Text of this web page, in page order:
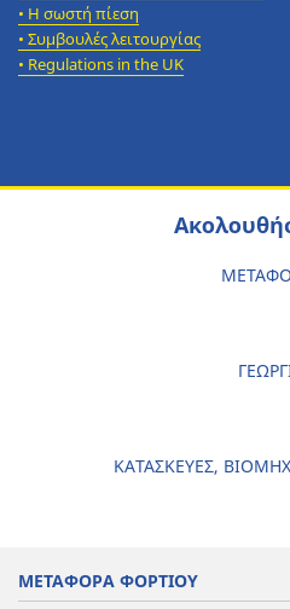
• Η σωστή πίεση
• Συμβουλές λειτουργίας
• Regulations in the UK
ΚΑΤΑΣΚΕΥΕΣ,
ΜΕΤΑΦΟΡΑ ΦΟΡΤΙΟΥ